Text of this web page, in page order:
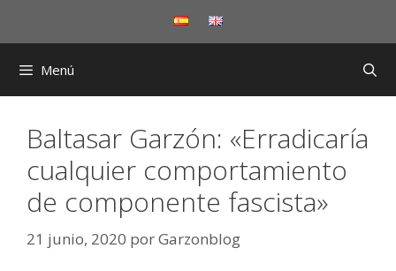
Menú
Baltasar Garzón: «Erradicaría
cualquier comportamiento
de componente fascista»
21 junio, 2020 porGarzonblog